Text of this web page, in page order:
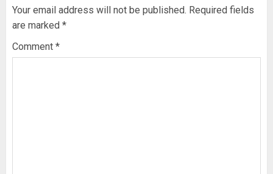
Your email address will not be published. Required fields
are marked *
Comment *